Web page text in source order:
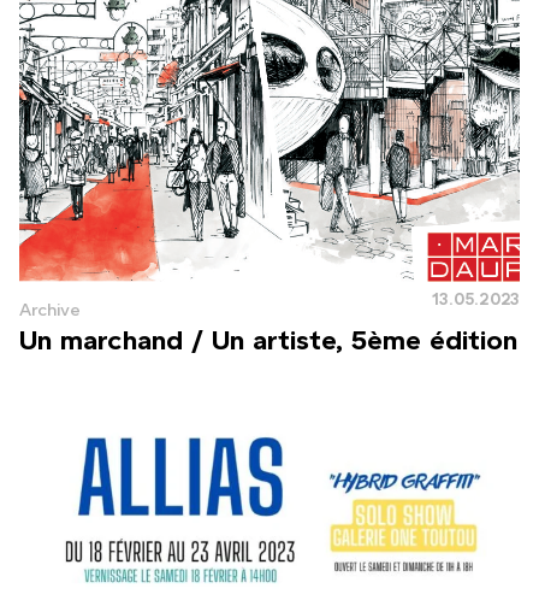
13.05.2023
Archive
Un marchand / Un artiste, 5ème édition